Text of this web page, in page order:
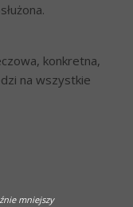
konkretna,
na wszystkie
mniejszy